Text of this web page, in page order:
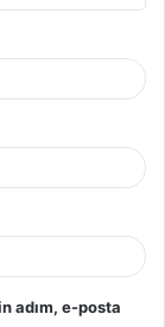
adım, e-posta